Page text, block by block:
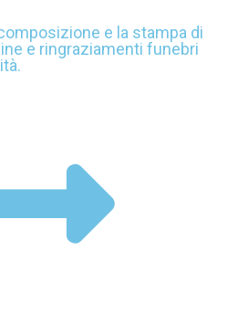
e la stampa di
e ringraziamenti funebri